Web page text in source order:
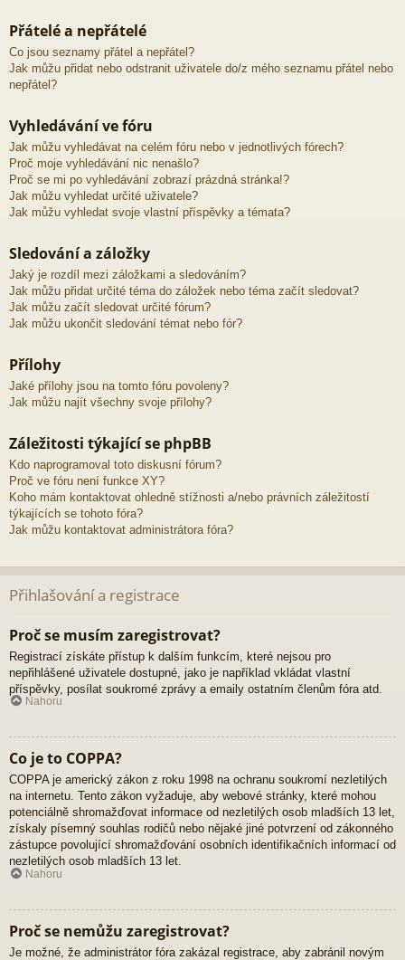
Přátelé a nepřátelé
Co jsou seznamy přátel a nepřátel?
Jak můžu přidat nebo odstranit uživatele do/z mého seznamu přátel nebo
nepřátel?
Vyhledávání ve fóru
Jak můžu vyhledávat na celém fóru nebo v jednotlivých fórech?
Proč moje vyhledávání nic nenašlo?
Proč se mi po vyhledávání zobrazí prázdná stránka!?
Jak můžu vyhledat určité uživatele?
Jak můžu vyhledat svoje vlastní příspěvky a témata?
Sledování a záložky
Jaký je rozdíl mezi záložkami a sledováním?
Jak můžu přidat určité téma do záložek nebo téma začít sledovat?
Jak můžu začít sledovat určité fórum?
Jak můžu ukončit sledování témat nebo fór?
Přílohy
Jaké přílohy jsou na tomto fóru povoleny?
Jak můžu najít všechny svoje přílohy?
Záležitosti týkající se phpBB
Kdo naprogramoval toto diskusní fórum?
Proč ve fóru není funkce XY?
Koho mám kontaktovat ohledně stížnosti a/nebo právních záležitostí
týkajících se tohoto fóra?
Jak můžu kontaktovat administrátora fóra?
Přihlašování a registrace
Proč se musím zaregistrovat?
Registrací získáte přístup k dalším funkcím, které nejsou pro
nepřihlášené uživatele dostupné, jako je například vkládat vlastní
příspěvky, posílat soukromé zprávy a emaily ostatním členům fóra atd.
Nahoru
Co je to COPPA?
COPPA je americký zákon z roku 1998 na ochranu soukromí nezletilých
na internetu. Tento zákon vyžaduje, aby webové stránky, které mohou
potenciálně shromažďovat informace od nezletilých osob mladších 13 let,
získaly písemný souhlas rodičů nebo nějaké jiné potvrzení od zákonného
zástupce povolující shromažďování osobních identifikačních informací od
nezletilých osob mladších 13 let.
Nahoru
Proč se nemůžu zaregistrovat?
Je možné, že administrátor fóra zakázal registrace, aby zabránil novým